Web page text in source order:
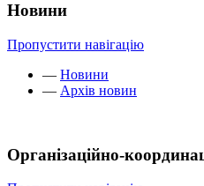
Новини
Пропустити навігацію
— Новини
— Архів новин
Організаційно-